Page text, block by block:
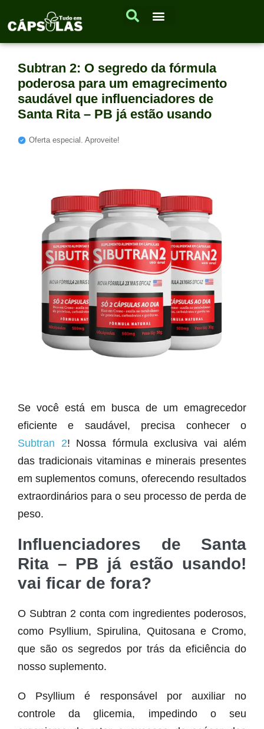
Subtran 2: O segredo da fórmula
poderosa para um emagrecimento
saudável que influenciadores de
Santa Rita – PB já estão usando
Oferta especial. Aproveite!
Se você está em busca de um emagrecedor
eficiente e saudável, precisa conhecer o
Subtran 2! Nossa fórmula exclusiva vai além
das tradicionais vitaminas e minerais presentes
em suplementos comuns, oferecendo resultados
extraordinários para o seu processo de perda de
peso.
Influenciadores de Santa
Rita – PB já estão usando!
vai ficar de fora?
O Subtran 2 conta com ingredientes poderosos,
como Psyllium, Spirulina, Quitosana e Cromo,
que são os segredos por trás da eficiência do
nosso suplemento.
O Psyllium é responsável por auxiliar no
controle da glicemia, impedindo o seu